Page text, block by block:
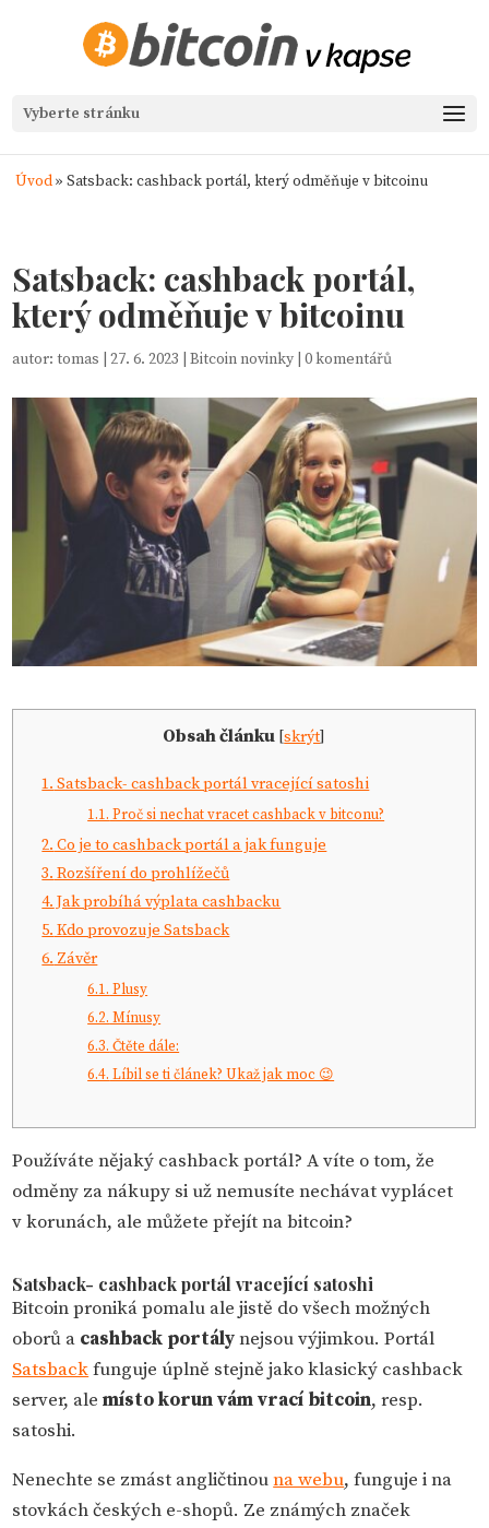
Vyberte stránku
Úvod» Satsback: cashback portál, který odměňuje v bitcoinu
Satsback: cashback portál,
který odměňuje v bitcoinu
autor:tomas |27. 6. 2023 |Bitcoin novinky |0 komentářů
Obsah článku [skrýt]
1. Satsback- cashback portál vracející satoshi
1.1. Proč si nechat vracet cashback v bitconu?
2. Co je to cashback portál a jak funguje
3. Rozšíření do prohlížečů
4. Jak probíhá výplata cashbacku
5. Kdo provozuje Satsback
6. Závěr
6.1. Plusy
6.2. Mínusy
6.3. Čtěte dále:
6.4. Líbil se ti článek? Ukaž jak moc 😉
Používáte nějaký cashback portál? A víte o tom, že
odměny za nákupy si už nemusíte nechávat vyplácet
v korunách, ale můžete přejít na bitcoin?
Satsback- cashback portál vracející satoshi
Bitcoin proniká pomalu ale jistě do všech možných
oborů a cashback portálynejsou výjimkou. Portál
Satsbackfunguje úplně stejně jako klasický cashback
server, alemísto korun vám vrací bitcoin, resp.
satoshi.
Nenechte se zmást angličtinouna webu, funguje i na
stovkách českých e-shopů. Ze známých značek